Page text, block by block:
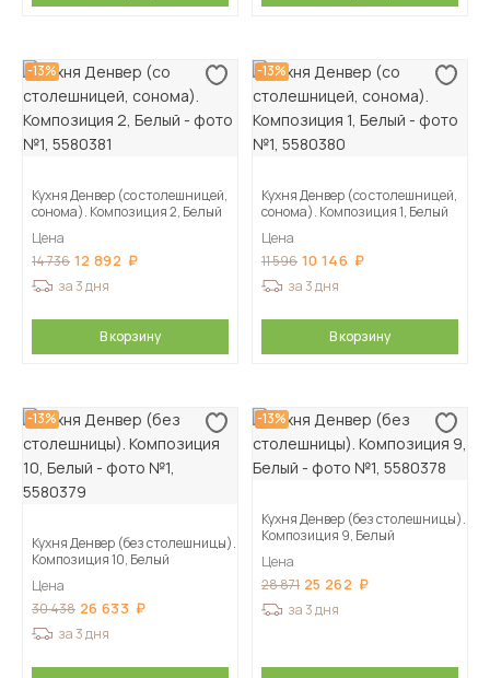
-13%
Кухня Денвер (со столешницей,
сонома). Композиция 2, Белый
Цена
14 736 12 892
за 3 дня
В корзину
-13%
Кухня Денвер (со столешницей,
сонома). Композиция 1, Белый
Цена
11 596 10 146
за 3 дня
В корзину
-13%
Кухня Денвер (без столешницы).
Композиция 10, Белый
Цена
30 438 26 633
за 3 дня
-13%
Кухня Денвер (без столешницы).
Композиция 9, Белый
Цена
28 871 25 262
за 3 дня